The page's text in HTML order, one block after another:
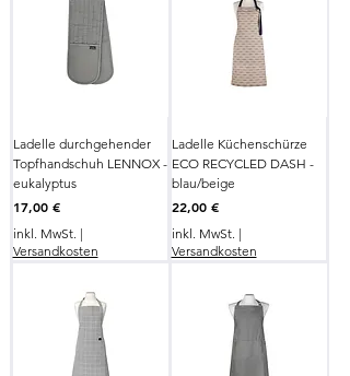
Ladelle durchgehender
Topfhandschuh LENNOX -
eukalyptus
Preis
17,00 €
inkl. MwSt. |
Versandkosten
Ladelle Küchenschürze
ECO RECYCLED DASH -
blau/beige
Preis
22,00 €
inkl. MwSt. |
Versandkosten